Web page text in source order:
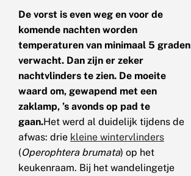
De vorst is even weg en voor de
komende nachten worden
temperaturen van minimaal 5 graden
verwacht. Dan zijn er zeker
nachtvlinders te zien. De moeite
waard om, gewapend met een
zaklamp, ’s avonds op pad te
gaan.Het werd al duidelijk tijdens de
afwas: drie kleine wintervlinders
(Operophtera brumata) op het
keukenraam. Bij het wandelingetje